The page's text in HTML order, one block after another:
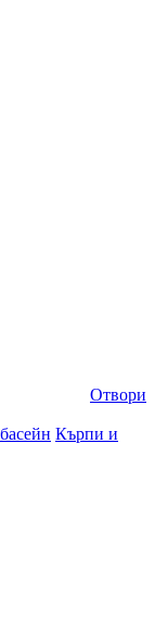
Отвори
Кърпи и